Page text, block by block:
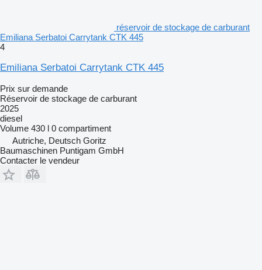
réservoir de stockage de carburant
Emiliana Serbatoi Carrytank CTK 445
4
Emiliana Serbatoi Carrytank CTK 445
Prix sur demande
Réservoir de stockage de carburant
2025
diesel
Volume 430 l 0 compartiment
Autriche, Deutsch Goritz
Baumaschinen Puntigam GmbH
Contacter le vendeur